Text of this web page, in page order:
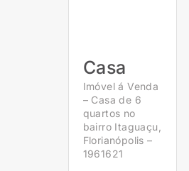
Casa
Imóvel á Venda
– Casa de 6
quartos no
bairro Itaguaçu,
Florianópolis –
1961621